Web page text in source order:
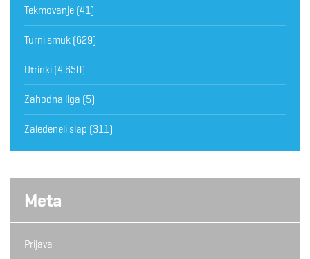
Tekmovanje (41)
Turni smuk (629)
Utrinki (4.650)
Zahodna liga (5)
Zaledeneli slap (311)
Meta
Prijava